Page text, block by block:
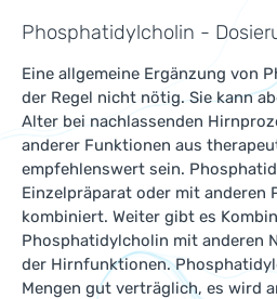
Phosphatidylcholin -
Eine allgemeine Ergänzung von
der Regel nicht nötig. Sie kann
Alter bei nachlassenden
anderer Funktionen aus
empfehlenswert sein.
Einzelpräparat oder mit anderen
kombiniert. Weiter gibt es
Phosphatidylcholin mit anderen
der Hirnfunktionen.
Mengen gut verträglich, es wird